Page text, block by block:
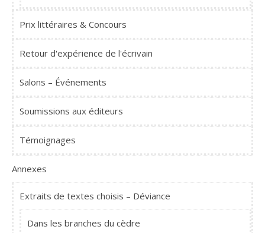
Prix littéraires & Concours
Retour d'expérience de l'écrivain
Salons – Événements
Soumissions aux éditeurs
Témoignages
Annexes
Extraits de textes choisis – Déviance
Dans les branches du cèdre